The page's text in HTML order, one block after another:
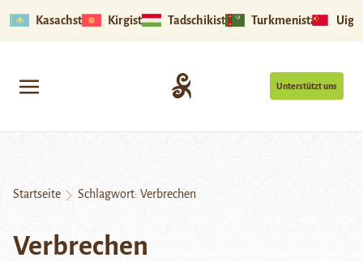
Kasachstan Kirgistan Tadschikistan Turkmenistan
Unterstützt uns
Startseite Schlagwort: Verbrechen
Verbrechen